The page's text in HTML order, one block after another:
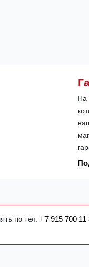
На
по тел. +7 915 700 11